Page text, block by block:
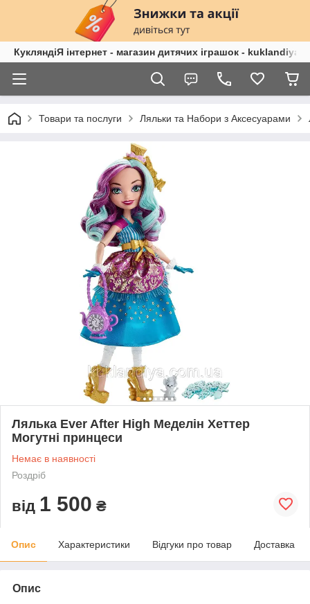
КукляндіЯ інтернет - магазин дитячих іграшок -
Товари та послуги Ляльки та Набори з Аксесуарами
Лялька Ever After High Меделін Хеттер
Могутні принцеси
Немає в наявності
Роздріб
від 1 500 ₴
Опис Характеристики Відгуки про товар Доставка
Опис